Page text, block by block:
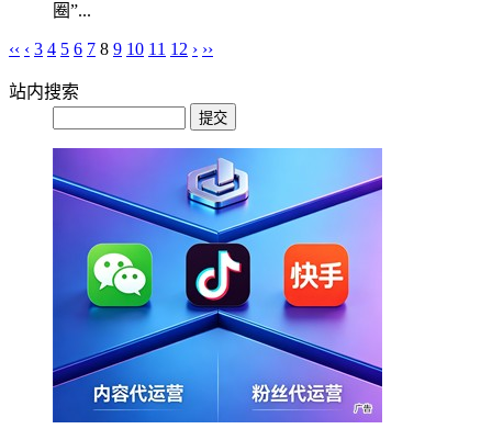
圈”...
‹‹ ‹ 3 4 5 6 7 8 9 10 11 12 › ››
站内搜索